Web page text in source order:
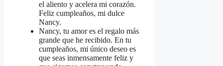
el aliento y acelera mi corazón.
Feliz cumpleaños, mi dulce
Nancy.
Nancy, tu amor es el regalo más
grande que he recibido. En tu
cumpleaños, mi único deseo es
que seas inmensamente feliz y